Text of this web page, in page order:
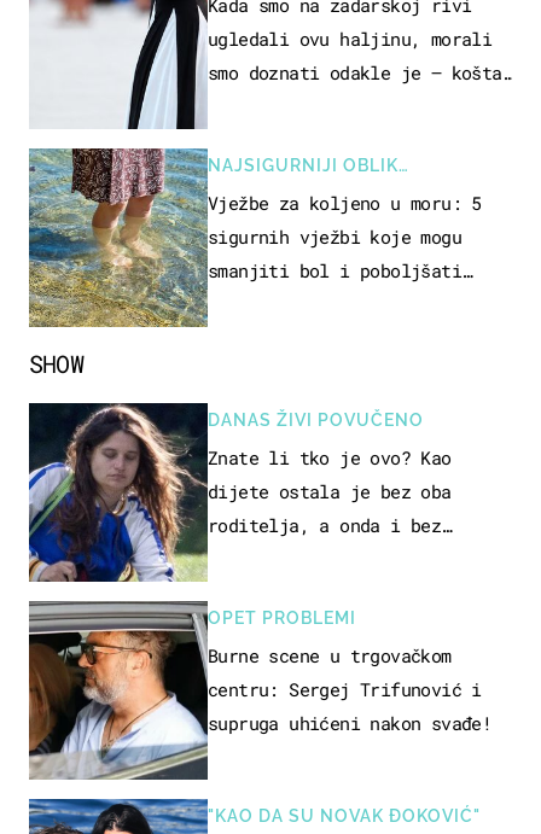
SHOW
DANAS ŽIVI POVUČENO
Znate li tko je ovo? Kao
dijete ostala je bez oba
roditelja, a onda i bez
OPET PROBLEMI
Burne scene u trgovačkom
centru: Sergej Trifunović i
supruga uhićeni nakon svađe!
"KAO DA SU NOVAK ĐOKOVIĆ"
Kada smo na zadarskoj rivi
ugledali ovu haljinu, morali
smo doznati odakle je – košta
NAJSIGURNIJI OBLIK
REKREACIJE
Vježbe za koljeno u moru: 5
sigurnih vježbi koje mogu
smanjiti bol i poboljšati